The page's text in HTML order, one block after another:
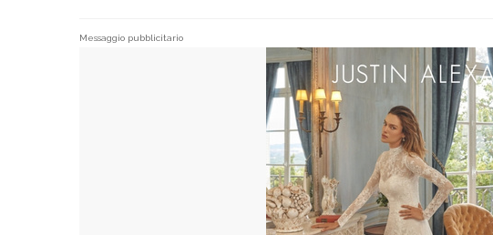
Messaggio pubblicitario